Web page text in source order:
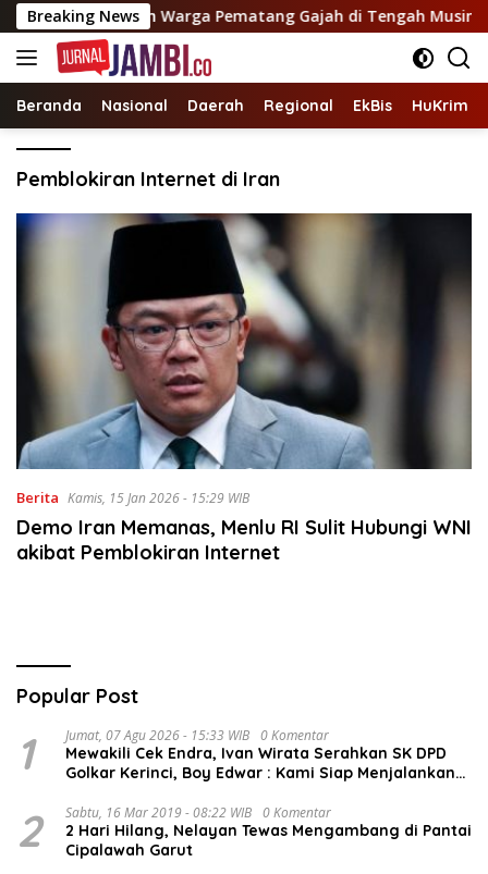
Langsung
ke
konten
Breaking News
Hujan: Harapan Warga Pematang Gajah di Tengah Musim
Beranda Nasional Daerah Regional EkBis HuKrim
Pemblokiran Internet di Iran
Berita Kamis, 15 Jan 2026 - 15:29 WIB
Demo Iran Memanas, Menlu RI Sulit Hubungi WNI
akibat Pemblokiran Internet
Popular Post
1 Jumat, 07 Agu 2026 - 15:33 WIB 0 Komentar
Mewakili Cek Endra, Ivan Wirata Serahkan SK DPD
Golkar Kerinci, Boy Edwar : Kami Siap Menjalankan
2 Sabtu, 16 Mar 2019 - 08:22 WIB 0 Komentar
2 Hari Hilang, Nelayan Tewas Mengambang di Pantai
Cipalawah Garut